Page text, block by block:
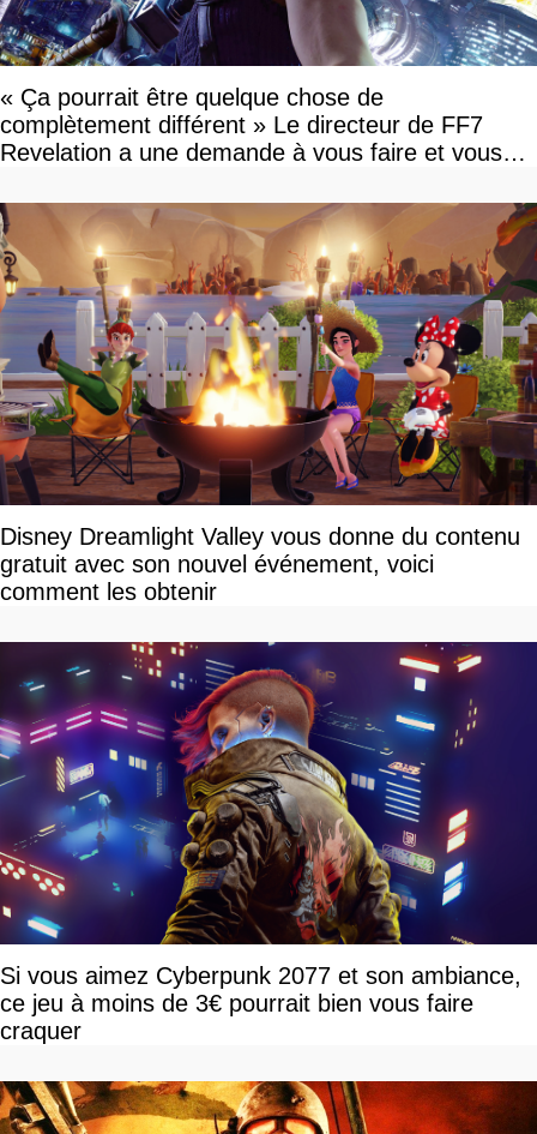
« Ça pourrait être quelque chose de
complètement différent » Le directeur de FF7
Revelation a une demande à vous faire et vous
Disney Dreamlight Valley vous donne du contenu
gratuit avec son nouvel événement, voici
comment les obtenir
Si vous aimez Cyberpunk 2077 et son ambiance,
ce jeu à moins de 3€ pourrait bien vous faire
craquer